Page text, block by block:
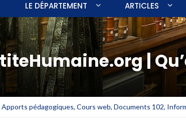
LE DÉPARTEMENT ARTICLES
|
Apports pédagogiques, Cours web, Documents 102,